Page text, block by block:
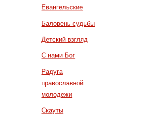
Евангельские
Баловень судьбы
Детский взгляд
С нами Бог
Радуга
православной
молодежи
Скауты